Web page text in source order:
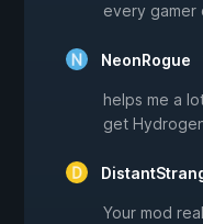
every gamer
NeonRogue
helps me a
get
Your mod